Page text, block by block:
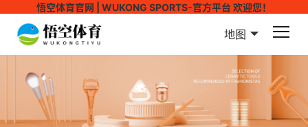
悟空体育官网 | WUKONG SPORTS-官方平台 欢迎您！
地图